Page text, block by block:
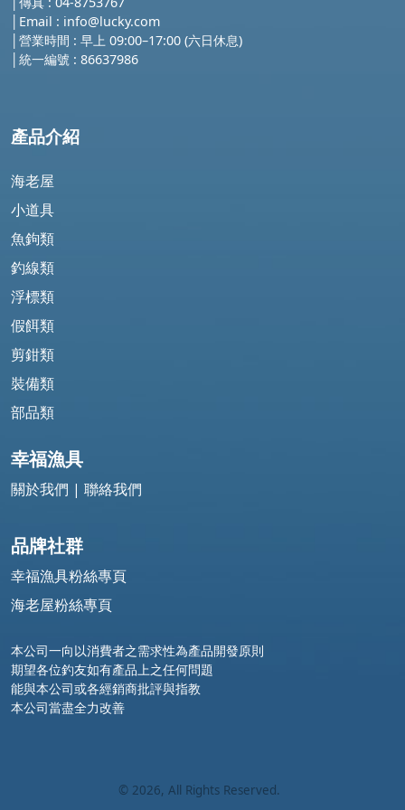
Email : info@lucky.com
│營業時間 : 早上 09:00–17:00 (六日休息)
統一編號 : 86637986
產品介紹
海老屋
小道具
魚鉤類
釣線類
浮標類
假餌類
剪鉗類
裝備類
部品類
幸福漁具
關於我們 | 聯絡我們
品牌社群
幸福漁具粉絲專頁
海老屋粉絲專頁
本公司一向以消費者之需求性為產品開發原則
期望各位釣友如有產品上之任何問題
能與本公司或各經銷商批評與指教
本公司當盡全力改善
© 2026, All Rights Reserved.